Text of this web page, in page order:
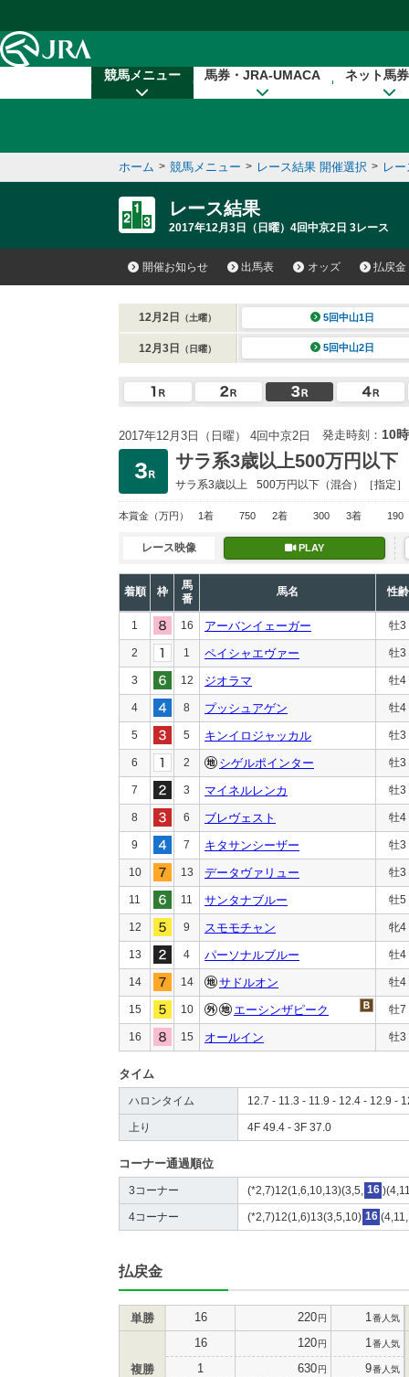
競馬メニュー 馬券・JRA-UMACA ネット馬
ホーム > 競馬メニュー > レース結果 開催選択 > レ
レース結果
2017年12月3日（日曜）4回中京2日 3レース
開催お知らせ 出馬表 オッズ 払戻金
12月2日 （土曜） 5回中山1日
12月3日 （日曜） 5回中山2日
2017年12月3日（日曜） 4回中京2日 発走時刻： 10
サラ系3歳以上500万円以下
サラ系3歳以上 500万円以下 （混合）［指定］
本賞金 （万円） 1着 750 2着 300 3着 190
レース映像 PLAY
着順 枠
馬
番
馬名 性齢
1 16 アーバンイェーガー 牡3
2 1 ペイシャエヴァー 牡3
3 12 ジオラマ 牡4
4 8 プッシュアゲン 牡4
5 5 キンイロジャッカル 牡3
6 2 シゲルポインター 牡3
7 3 マイネルレンカ 牡3
8 6 ブレヴェスト 牡4
9 7 キタサンシーザー 牡3
10 13 データヴァリュー 牡3
11 11 サンタナブルー 牡5
12 9 スモモチャン 牝4
13 4 パーソナルブルー 牡4
14 14 サドルオン 牡4
15 10 エーシンザピーク 牡7
16 15 オールイン 牡3
タイム
ハロンタイム 12.7 - 11.3 - 11.9 - 12.4 - 12.9 -
上り 4F 49.4 - 3F 37.0
コーナー通過順位
3コーナー (*2,7)12(1,6,10,13)(3,5, 16
4コーナー (*2,7)12(1,6)13(3,5,10) 16
払戻金
単勝 16 220円 1 番人気
複勝
16 120円 1 番人気
1 630円 9番人気